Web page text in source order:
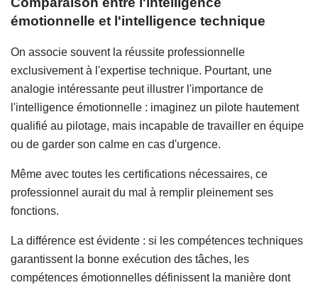
émotionnelle et l'intelligence technique
On associe souvent la réussite professionnelle
exclusivement à l'expertise technique. Pourtant, une
analogie intéressante peut illustrer l'importance de
l'intelligence émotionnelle : imaginez un pilote hautement
qualifié au pilotage, mais incapable de travailler en équipe
ou de garder son calme en cas d'urgence.
Même avec toutes les certifications nécessaires, ce
professionnel aurait du mal à remplir pleinement ses
fonctions.
La différence est évidente : si les compétences techniques
garantissent la bonne exécution des tâches, les
compétences émotionnelles définissent la manière dont